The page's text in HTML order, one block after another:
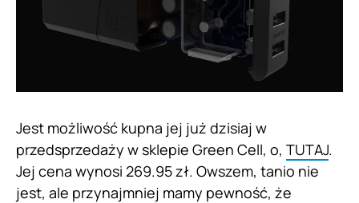
Jest możliwość kupna jej już dzisiaj w
przedsprzedaży w sklepie Green Cell, o, TUTAJ.
Jej cena wynosi 269.95 zł. Owszem, tanio nie
jest, ale przynajmniej mamy pewność, że